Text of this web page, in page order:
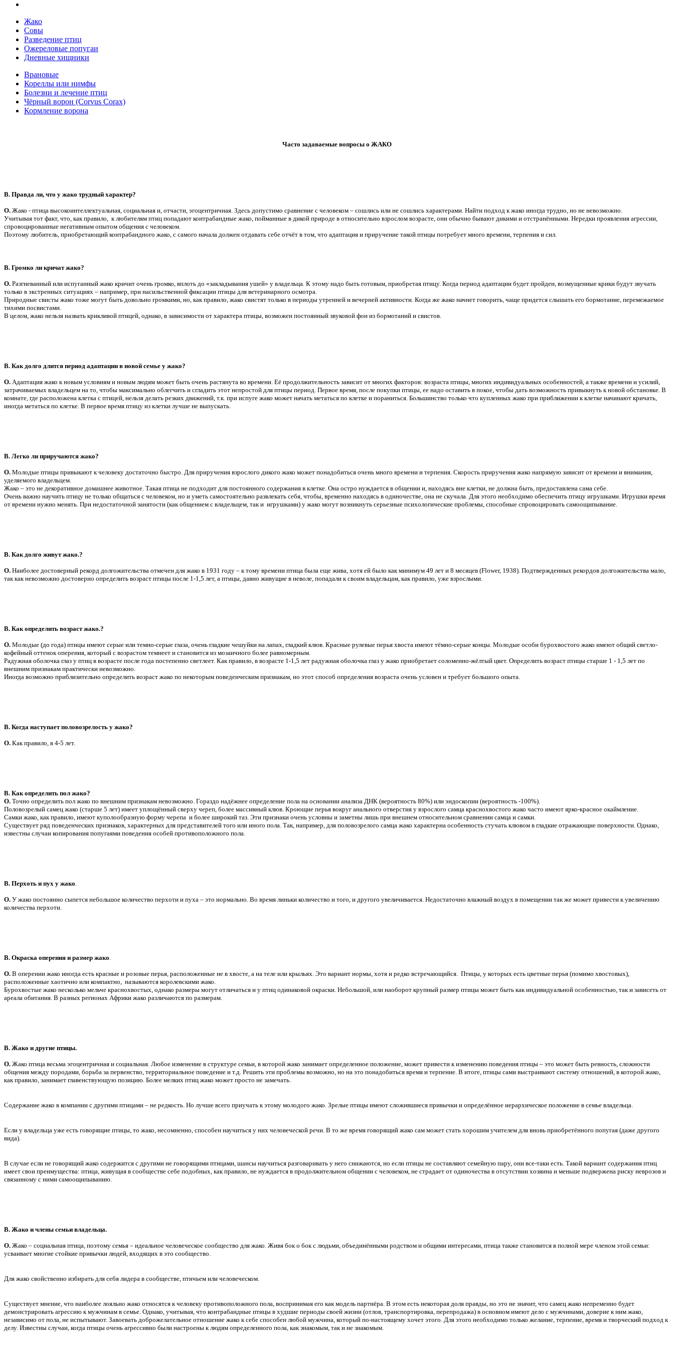
Жако
Совы
Разведение птиц
Ожереловые попугаи
Дневные хищники
Врановые
Кореллы или нимфы
Болезни и лечение птиц
Чёрный ворон (Corvus Corax)
Кормление ворона
Часто задаваемые вопросы о ЖАКО
В. Правда ли, что у жако трудный характер?
О. Жако - птица высокоинтеллектуальная, социальная и, отчасти, эгоцентричная. Здесь допустимо сравнение с человеком – сошлись или не сошлись характерами. Найти подход к жако иногда трудно, но не невозможно.
Учитывая тот факт, что, как правило, к любителям птиц попадают контрабандные жако, пойманные в дикой природе в относительно взрослом возрасте, они обычно бывают дикими и отстранёнными. Нередки проявления агрессии,
спровоцированные негативным опытом общения с человеком.
Поэтому любитель, приобретающий контрабандного жако, с самого начала должен отдавать себе отчёт в том, что адаптация и приручение такой птицы потребует много времени, терпения и сил.
В. Громко ли кричат жако?
О. Разгневанный или испуганный жако кричит очень громко, вплоть до «закладывания ушей» у владельца. К этому надо быть готовым, приобретая птицу. Когда период адаптации будет пройден, возмущенные крики будут звучать
только в экстренных ситуациях – например, при насильственной фиксации птицы для ветеринарного осмотра.
Природные свисты жако тоже могут быть довольно громкими, но, как правило, жако свистят только в периоды утренней и вечерней активности. Когда же жако начнет говорить, чаще придется слышать его бормотание, перемежаемое
тихими посвистами.
В целом, жако нельзя назвать крикливой птицей, однако, в зависимости от характера птицы, возможен постоянный звуковой фон из бормотаний и свистов.
В. Как долго длится период адаптации в новой семье у жако?
О. Адаптация жако к новым условиям и новым людям может быть очень растянута во времени. Её продолжительность зависит от многих факторов: возраста птицы, многих индивидуальных особенностей, а также времени и усилий,
затрачиваемых владельцем на то, чтобы максимально облегчить и сгладить этот непростой для птицы период. Первое время, после покупки птицы, ее надо оставить в покое, чтобы дать возможность привыкнуть к новой обстановке. В
комнате, где расположена клетка с птицей, нельзя делать резких движений, т.к. при испуге жако может начать метаться по клетке и пораниться. Большинство только что купленных жако при приближении к клетке начинают кричать,
иногда метаться по клетке. В первое время птицу из клетки лучше не выпускать.
В. Легко ли приручаются жако?
О. Молодые птицы привыкают к человеку достаточно быстро. Для приручения взрослого дикого жако может понадобиться очень много времени и терпения. Скорость приручения жако напрямую зависит от времени и внимания,
уделяемого владельцем.
Жако – это не декоративное домашнее животное. Такая птица не подходит для постоянного содержания в клетке. Она остро нуждается в общении и, находясь вне клетки, не должна быть, предоставлена сама себе.
Очень важно научить птицу не только общаться с человеком, но и уметь самостоятельно развлекать себя, чтобы, временно находясь в одиночестве, она не скучала. Для этого необходимо обеспечить птицу игрушками. Игрушки время
от времени нужно менять. При недостаточной занятости (как общением с владельцем, так и игрушками) у жако могут возникнуть серьезные психологические проблемы, способные спровоцировать самоощипывание.
В. Как долго живут жако.?
О. Наиболее достоверный рекорд долгожительства отмечен для жако в 1931 году – к тому времени птица была еще жива, хотя ей было как минимум 49 лет и 8 месяцев (Flower, 1938). Подтвержденных рекордов долгожительства мало,
так как невозможно достоверно определить возраст птицы после 1-1,5 лет, а птицы, давно живущие в неволе, попадали к своим владельцам, как правило, уже взрослыми.
В. Как определить возраст жако.?
О. Молодые (до года) птицы имеют серые или темно-серые глаза, очень гладкие чешуйки на лапах, гладкий клюв. Красные рулевые перья хвоста имеют тёмно-серые концы. Молодые особи бурохвостого жако имеют общий светло-
кофейный оттенок оперения, который с возрастом темнеет и становится из мозаичного более равномерным.
Радужная оболочка глаз у птиц в возрасте после года постепенно светлеет. Как правило, в возрасте 1-1,5 лет радужная оболочка глаз у жако приобретает соломенно-жёлтый цвет. Определить возраст птицы старше 1 - 1,5 лет по
внешним признакам практически невозможно.
Иногда возможно приблизительно определить возраст жако по некоторым поведенческим признакам, но этот способ определения возраста очень условен и требует большого опыта.
В. Когда наступает половозрелость у жако?
О. Как правило, в 4-5 лет.
В. Как определить пол жако?
О. Точно определить пол жако по внешним признакам невозможно. Гораздо надёжнее определение пола на основании анализа ДНК (вероятность 80%) или эндоскопии (вероятность -100%).
Половозрелый самец жако (старше 5 лет) имеет уплощённый сверху череп, более массивный клюв. Кроющие перья вокруг анального отверстия у взрослого самца краснохвостого жако часто имеют ярко-красное окаймление.
Самки жако, как правило, имеют куполообразную форму черепа и более широкий таз. Эти признаки очень условны и заметны лишь при внешнем относительном сравнении самца и самки.
Существует ряд поведенческих признаков, характерных для представителей того или иного пола. Так, например, для половозрелого самца жако характерна особенность стучать клювом в гладкие отражающие поверхности. Однако,
известны случаи копирования попугаями поведения особей противоположного пола.
В. Перхоть и пух у жако.
О. У жако постоянно сыпется небольшое количество перхоти и пуха – это нормально. Во время линьки количество и того, и другого увеличивается. Недостаточно влажный воздух в помещении так же может привести к увеличению
количества перхоти.
В. Окраска оперения и размер жако.
О. В оперении жако иногда есть красные и розовые перья, расположенные не в хвосте, а на теле или крыльях. Это вариант нормы, хотя и редко встречающийся. Птицы, у которых есть цветные перья (помимо хвостовых),
расположенные хаотично или компактно, называются королевскими жако.
Бурохвостые жако несколько мельче краснохвостых, однако размеры могут отличаться и у птиц одинаковой окраски. Небольшой, или наоборот крупный размер птицы может быть как индивидуальной особенностью, так и зависеть от
ареала обитания. В разных регионах Африки жако различаются по размерам.
В. Жако и другие птицы.
О. Жако птица весьма эгоцентричная и социальная. Любое изменение в структуре семьи, в которой жако занимает определенное положение, может привести к изменению поведения птицы – это может быть ревность, сложности
общения между породами, борьба за первенство, территориальное поведение и т.д. Решить эти проблемы возможно, но на это понадобиться время и терпение. В итоге, птицы сами выстраивают систему отношений, в которой жако,
как правило, занимает главенствующую позицию. Более мелких птиц жако может просто не замечать.
Содержание жако в компании с другими птицами – не редкость. Но лучше всего приучать к этому молодого жако. Зрелые птицы имеют сложившиеся привычки и определённое иерархическое положение в семье владельца.
Если у владельца уже есть говорящие птицы, то жако, несомненно, способен научиться у них человеческой речи. В то же время говорящий жако сам может стать хорошим учителем для вновь приобретённого попугая (даже другого
вида).
В случае если не говорящий жако содержится с другими не говорящими птицами, шансы научиться разговаривать у него снижаются, но если птицы не составляют семейную пару, они все-таки есть. Такой вариант содержания птиц
имеет свои преимущества: птица, живущая в сообществе себе подобных, как правило, не нуждается в продолжительном общении с человеком, не страдает от одиночества в отсутствии хозяина и меньше подвержена риску неврозов и
связанному с ними самоощипыванию.
В. Жако и члены семьи владельца.
О. Жако – социальная птица, поэтому семья – идеальное человеческое сообщество для жако. Живя бок о бок с людьми, объединёнными родством и общими интересами, птица также становится в полной мере членом этой семьи:
усваивает многие стойкие привычки людей, входящих в это сообщество.
Для жако свойственно избирать для себя лидера в сообществе, птичьем или человеческом.
Существует мнение, что наиболее лояльно жако относятся к человеку противоположного пола, воспринимая его как модель партнёра. В этом есть некоторая доля правды, но это не значит, что самец жако непременно будет
демонстрировать агрессию к мужчинам в семье. Однако, учитывая, что контрабандные птицы в худшие периоды своей жизни (отлов, транспортировка, перепродажа) в основном имеют дело с мужчинами, доверие к ним жако,
независимо от пола, не испытывают. Завоевать доброжелательное отношение жако к себе способен любой мужчина, который по-настоящему хочет этого. Для этого необходимо только желание, терпение, время и творческий подход к
делу. Известны случаи, когда птицы очень агрессивно были настроены к людям определенного пола, как знакомым, так и не знакомым.